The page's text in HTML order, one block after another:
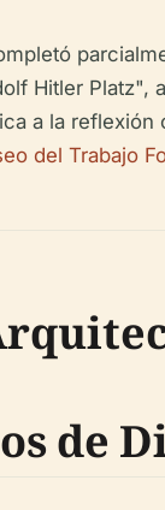
Hitler Platz",
a la
del Trabajo
de